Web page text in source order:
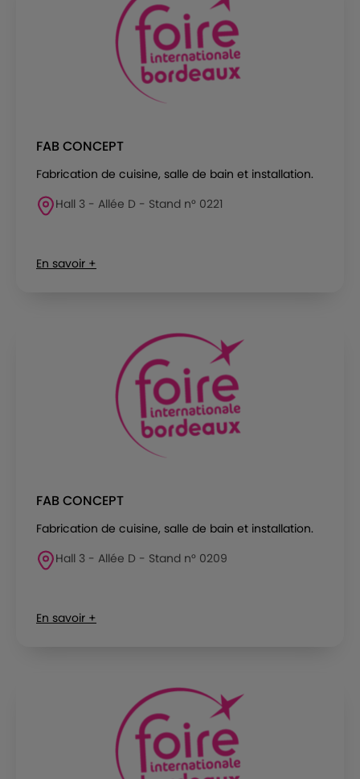
FAB CONCEPT
Fabrication de cuisine, salle de bain et installation.
Hall 3 - Allée D - Stand n° 0221
En savoir +
FAB CONCEPT
Fabrication de cuisine, salle de bain et installation.
Hall 3 - Allée D - Stand n° 0209
En savoir +